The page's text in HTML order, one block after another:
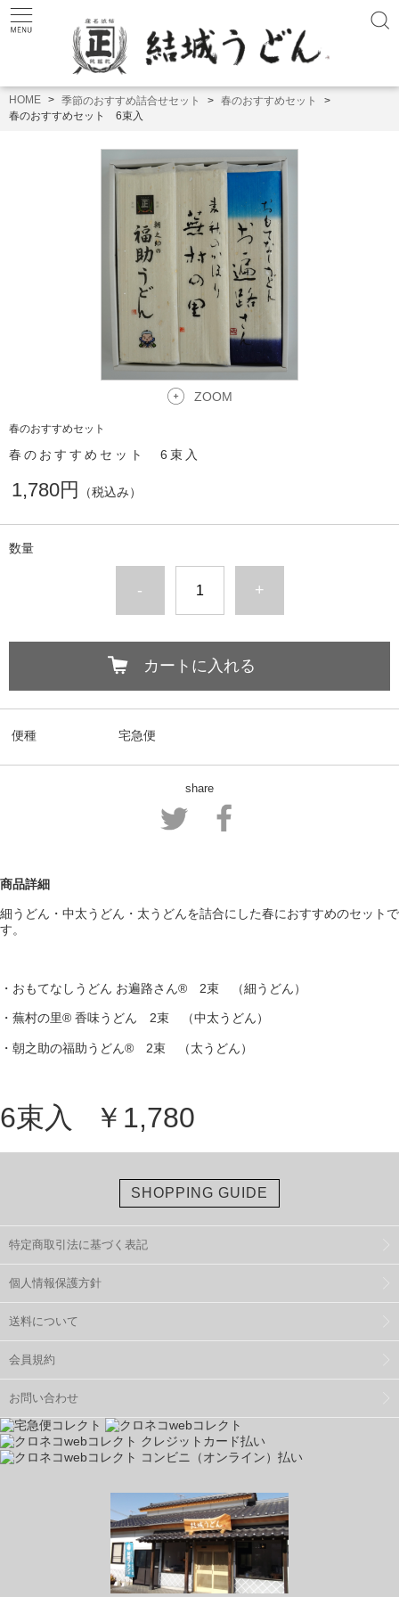
HOME 季節のおすすめ詰合せセット
春のおすすめセット
春のおすすめセット 6束入
ZOOM
春のおすすめセット
春のおすすめセット 6束入
1,780円 （税込み）
数量
- +
カートに入れる
便種 宅急便
share
商品詳細
細うどん・中太うどん・太うどんを詰合にした春におすすめのセットで
す。
・おもてなしうどん お遍路さん® 2束 （細うどん）
・蕪村の里® 香味うどん 2束 （中太うどん）
・朝之助の福助うどん® 2束 （太うどん）
6束入 ￥1,780
SHOPPING GUIDE
特定商取引法に基づく表記
個人情報保護方針
送料について
会員規約
お問い合わせ